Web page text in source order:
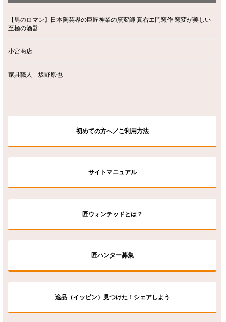
【男のロマン】日本陶芸界の巨匠神業の窯変師 真右エ門窯作 窯変が美しい
至極の酒器
小宮商店
家具職人 坂野原也
初めての方へ／ご利用方法
サイトマニュアル
匠ウォンテッドとは？
匠ハンター募集
逸品（イッピン）見つけた！シェアしよう